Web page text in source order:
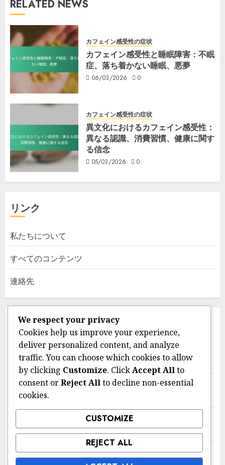
RELATED NEWS
カフェイン感受性の症状
カフェイン感受性と睡眠障害：不眠
症、落ち着かない睡眠、悪夢
06/03/2026 0
カフェイン感受性の症状
異文化におけるカフェイン感受性：
異なる認識、消費習慣、健康に関す
る信念
05/03/2026 0
リンク
私たちについて
すべてのコンテンツ
連絡先
最近の投稿
カフェイン感受性と睡眠障害：不眠症、落ち着かない睡
眠、悪夢
カフェイン感受性と社会不安：トリガー、対処戦略、サ
ポート
カフェイン感受性と対処戦略：マインドフルネス、リラ
クゼーション技術、セラピー
カフェイン感受性管理戦略：摂取量の追跡、ライフスタ
We respect your privacy
Cookies help us improve your experience,
deliver personalized content, and analyze
traffic. You can choose which cookies to allow
by clicking Customize. ClickAccept Allto
consent orReject Allto decline non-essential
cookies.
CUSTOMIZE
REJECT ALL